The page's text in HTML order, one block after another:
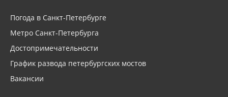
Погода в Санкт-Петербурге
Метро Санкт-Петербурга
Достопримечательности
График развода петербургских мостов
Вакансии